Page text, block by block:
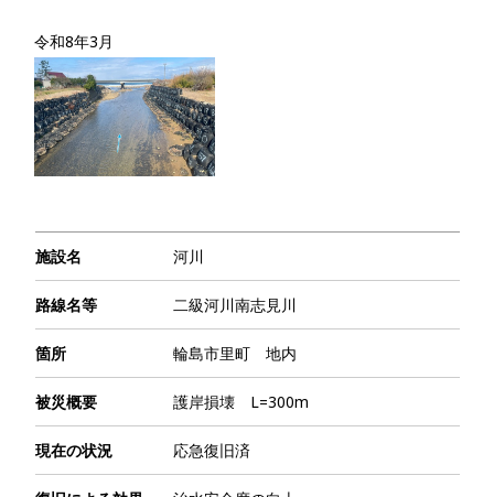
令和8年3月
施設名 河川
路線名等 二級河川南志見川
箇所 輪島市里町 地内
被災概要 護岸損壊 L=300m
現在の状況 応急復旧済